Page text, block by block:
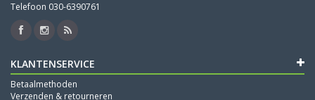
Telefoon 030-6390761
KLANTENSERVICE
Betaalmethoden
Verzenden & retourneren